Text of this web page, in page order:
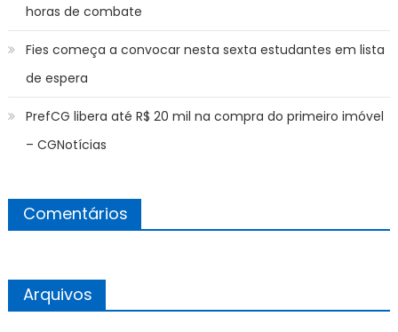
horas de combate
Fies começa a convocar nesta sexta estudantes em lista
de espera
PrefCG libera até R$ 20 mil na compra do primeiro imóvel
– CGNotícias
Comentários
Arquivos